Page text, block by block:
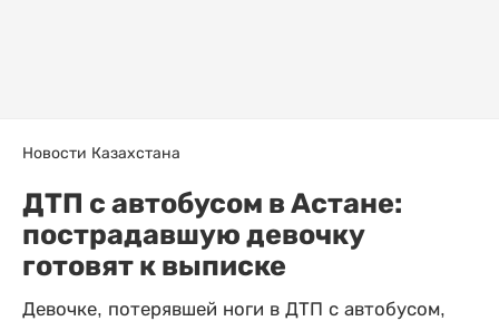
Новости Казахстана
ДТП с автобусом в Астане:
пострадавшую девочку
готовят к выписке
Девочке, потерявшей ноги в ДТП с автобусом,